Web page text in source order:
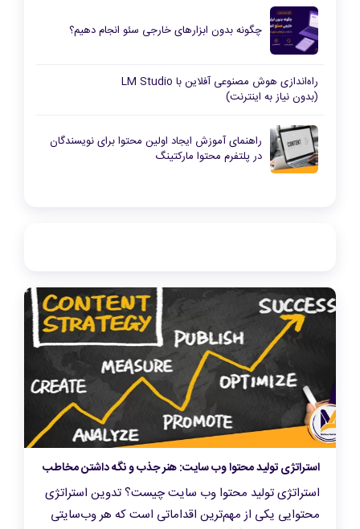
چگونه بدون ابزارهای خارجی سئو انجام دهیم؟
راه‌اندازی هوش مصنوعی آفلاین با LM Studio
(بدون نیاز به اینترنت)
راهنمای آموزش ایجاد اولین محتوا برای نویسندگان
در پلتفرم محتوا مارکتینگ
استراتژی تولید محتوا وب سایت: هنر جذب و نگه داشتن مخاطب
استراتژی تولید محتوا وب سایت چیست؟ تدوین استراتژی
محتوایی یکی از مهم‌ترین اقداماتی است که هر وب‌سایتی